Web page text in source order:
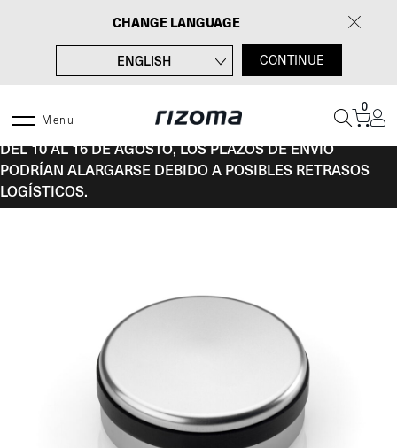
contenido
CHANGE LANGUAGE
ENGLISH
DEUTSCH
ITALIANO
CONTINUE
Menu
0
DEL 10 AL 16 DE AGOSTO, LOS PLAZOS DE ENVÍO
PODRÍAN ALARGARSE DEBIDO A POSIBLES RETRASOS
LOGÍSTICOS.